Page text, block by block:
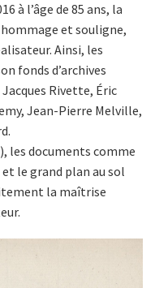
à l’âge de 85 ans, la
et souligne,
Ainsi, les
fonds d’archives
Rivette, Éric
Jean-Pierre Melville,
les documents comme
le grand plan au sol
la maîtrise